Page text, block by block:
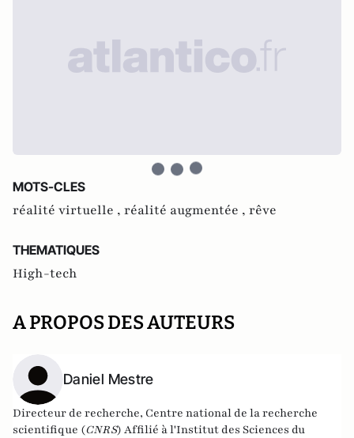
MOTS-CLES
réalité virtuelle , réalité augmentée , rêve
THEMATIQUES
High-tech
A PROPOS DES AUTEURS
Daniel Mestre
Directeur de recherche, Centre national de la recherche
scientifique (CNRS) Affilié à l'Institut des Sciences du